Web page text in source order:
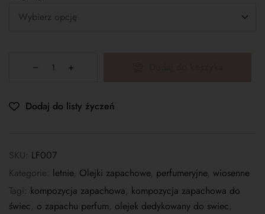
Dodaj do listy życzeń
SKU: LF007
Kategorie: letnie, Olejki zapachowe, perfumeryjne, wiosenne
Tagi: kompozycja zapachowa, kompozycja zapachowa do
świec, o zapachu perfum, olejek dedykowany do swiec,